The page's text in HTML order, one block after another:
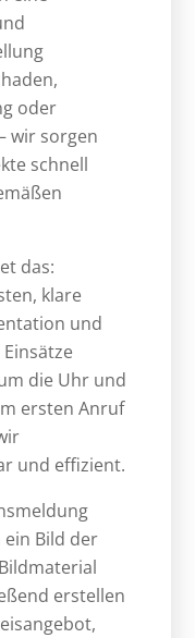
oder
wir sorgen
schnell
das:
klare
und
die Uhr und
ersten Anruf
und effizient.
Bild der
erstellen